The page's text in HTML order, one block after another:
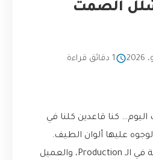
الصمت
1 دقائق قراءة
اليوم… كنا قاعدين كلنا في
عليها ألوان الطيف.
مشكلة كبيرة طالعة في الـ Production، والعميل